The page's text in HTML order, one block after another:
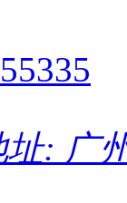
址: 广